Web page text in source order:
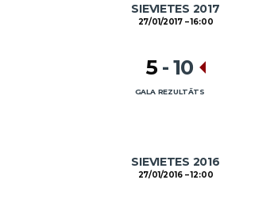
SIEVIETES 2017
27/01/2017 16:00
5 -10
GALA REZULTĀTS
SIEVIETES 2016
27/01/2016 12:00